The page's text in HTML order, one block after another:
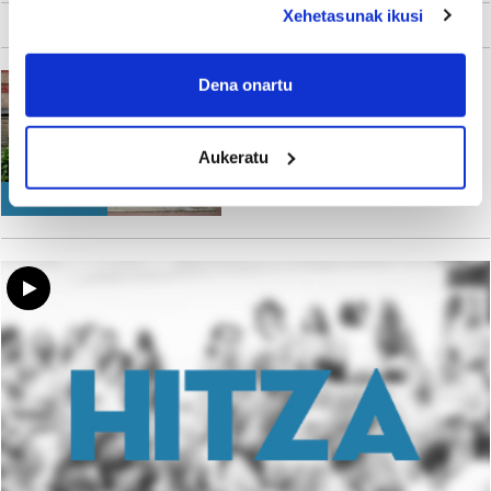
If you allow, we would also like to:
Collect information about your geographical
meters
Identify your device by actively scanning it for
specific characteristics (fingerprinting)
Find out more about how your personal data is processed
and set your preferences in thedetails section.
Guk eta gure bazkideek zure datu pertsonalak
prozesatzen ditugu, zure IP zenbakia, besteak beste,
teknologia erabiliz, cookieak adibidez, iragarki eta eduki
pertsonalizatuak eskaintzeko, iragarkiak eta edukia
neurtzeko, jendeari buruzko informazioa biltzeko eta
produktuak garatzeko. Zure datuak nork eta zertarako
erabiltzen dituen hauta dezakezu.
Xehetasunak ikusi
Dena onartu
Aukeratu
Astran jarriko dute ikusgai